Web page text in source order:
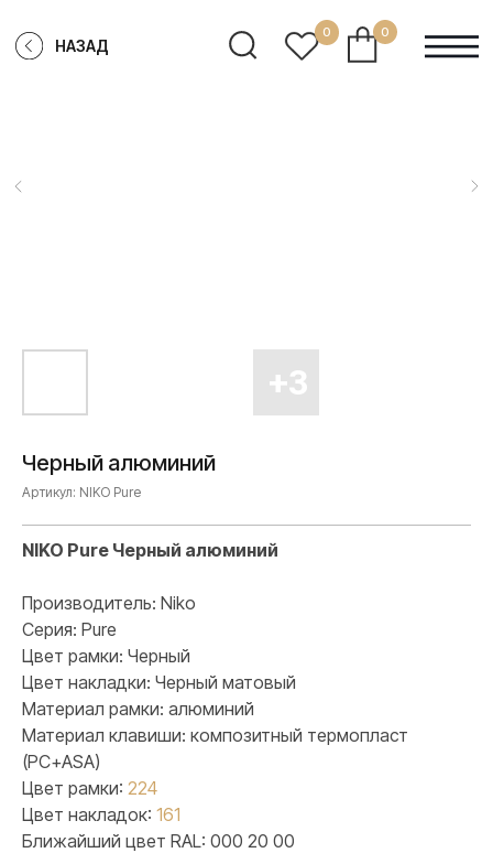
НАЗАД
Черный алюминий
Артикул: NIKO Pure
NIKO Pure Черный алюминий
Производитель: Niko
Серия: Pure
Цвет рамки: Черный
Цвет накладки: Черный матовый
Материал рамки: алюминий
Материал клавиши: композитный термопласт
(PC+ASA)
Цвет рамки: 224
Цвет накладок: 161
Ближайший цвет RAL: 000 20 00